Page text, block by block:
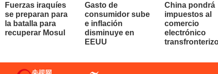
Fuerzas iraquíes
se preparan para
la batalla para
recuperar Mosul
Gasto de
consumidor sube
e inflación
disminuye en
EEUU
China pondrá
impuestos al
comercio
electrónico